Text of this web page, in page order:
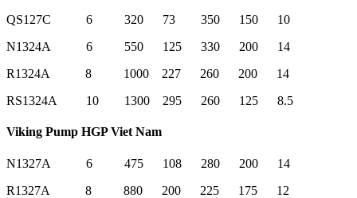
QS127C 6 320 73 350 150 10
N1324A 6 550 125 330 200 14
R1324A 8 1000 227 260 200 14
RS1324A 10 1300 295 260 125 8.5
Viking Pump HGP Viet Nam
N1327A 6 475 108 280 200 14
R1327A 8 880 200 225 175 12